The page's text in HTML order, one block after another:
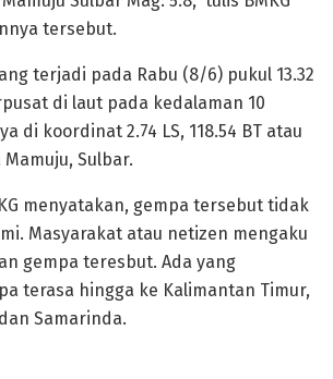
tersebut.
terjadi pada Rabu (8/6) pukul 13.32
di laut pada kedalaman 10
di koordinat 2.74 LS, 118.54 BT atau
Sulbar.
menyatakan, gempa tersebut tidak
Masyarakat atau netizen mengaku
gempa teresbut. Ada yang
terasa hingga ke Kalimantan Timur,
Samarinda.